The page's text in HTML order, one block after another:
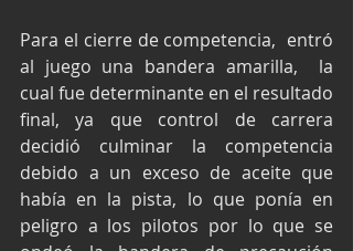
Para el cierre de competencia,  entró
al juego una bandera amarilla,  la
cual fue determinante en el resultado
final, ya que control de carrera
decidió culminar la competencia
debido a un exceso de aceite que
había en la pista, lo que ponía en
peligro a los pilotos por lo que se